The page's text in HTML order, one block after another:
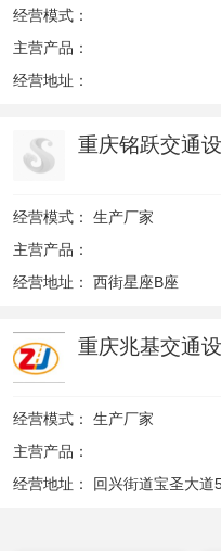
经营模式：
主营产品：
经营地址：
重庆铭跃交通
经营模式：
生产厂家
主营产品：
经营地址：
西街星座B座
重庆兆基交通
经营模式：
生产厂家
主营产品：
经营地址：
回兴街道宝圣大道